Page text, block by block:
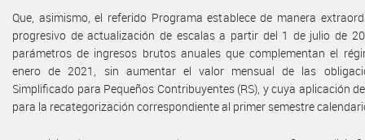
Que, asimismo, el referido Programa establece de manera
progresivo de actualización de escalas a partir del 1 de julio de
parámetros de ingresos brutos anuales que complementan el
enero de 2021, sin aumentar el valor mensual de las
Simplificado para Pequeños Contribuyentes (RS), y cuya aplicación
para la recategorización correspondiente al primer semestre